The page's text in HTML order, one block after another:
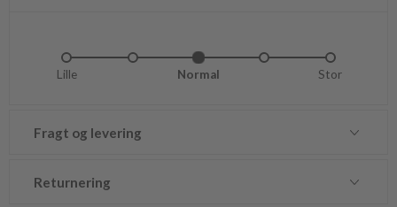
Lille Normal Stor
Fragt og levering
Returnering